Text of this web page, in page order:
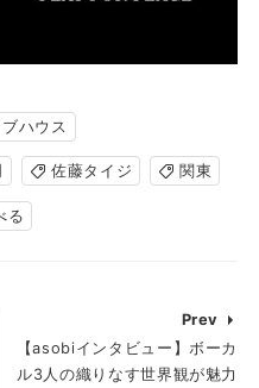
ハウス
佐藤タイジ 関東
る
Prev
【asobiインタビュー】ボーカ
ル3人の織りなす世界観が魅力